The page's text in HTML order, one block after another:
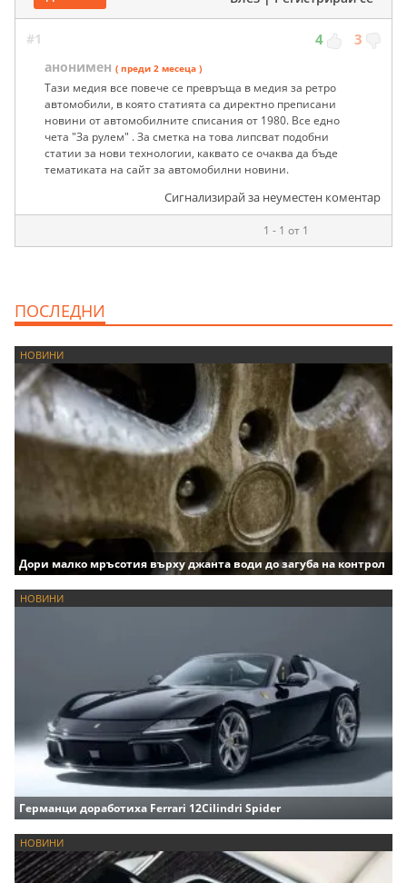
#1 4 3
анонимен ( преди 2 месеца )
Тази медия все повече се превръща в медия за ретро
автомобили, в която статията са директно преписани
новини от автомобилните списания от 1980. Все едно
чета "За рулем" . За сметка на това липсват подобни
статии за нови технологии, каквато се очаква да бъде
тематиката на сайт за автомобилни новини.
Сигнализирай за неуместен коментар
1 - 1 от 1
ПОСЛЕДНИ
НОВИНИ
Дори малко мръсотия върху джанта води до загуба на контрол
НОВИНИ
Германци доработиха Ferrari 12Cilindri Spider
НОВИНИ